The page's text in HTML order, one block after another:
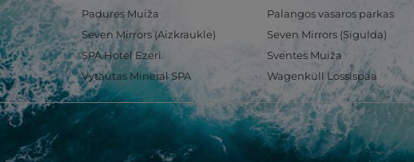
Padures Muiža
Palangos vasaros parkas
Seven Mirrors (Aizkraukle)
Seven Mirrors (Sigulda)
SPA Hotel Ezeri
Sventes Muiža
Vytautas Mineral SPA
Wagenküll Lossispaa